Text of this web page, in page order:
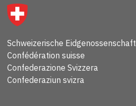
Schweizerische Eidgenossenschaft
Confédération suisse
Confederazione Svizzera
Confederaziun svizra